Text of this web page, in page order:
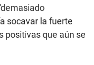
socavar la fuerte
positivas que aún se